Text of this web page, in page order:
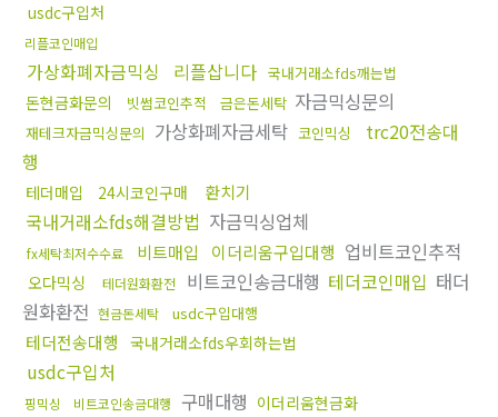
usdc구입처
리플코인매입
가상화폐자금믹싱 리플삽니다 국내거래소fds깨는법
돈현금화문의 빗썸코인추적 금은돈세탁 자금믹싱문의
재테크자금믹싱문의 가상화폐자금세탁 코인믹싱
trc20전송대
행
테더매입 24시코인구매 환치기
국내거래소fds해결방법 자금믹싱업체
fx세탁최저수수료 비트매입 이더리움구입대행 업비트코인추적
오다믹싱 테더원화환전 비트코인송금대행 테더코인매입 태더
원화환전 현금돈세탁 usdc구입대행
테더전송대행 국내거래소fds우회하는법
usdc구입처
핑믹싱 비트코인송금대행 구매대행 이더리움현금화